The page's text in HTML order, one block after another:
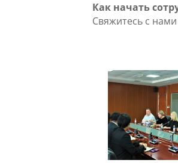
Как начать
Свяжитесь с